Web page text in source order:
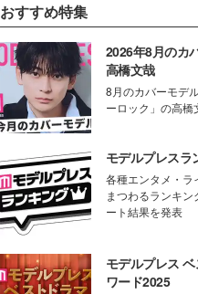
おすすめ特集
2026年8月のカ
高橋文哉
8月のカバーモデ
ーロック」の高橋
モデルプレスラ
各種エンタメ・ラ
まつわるランキン
ート結果を発表
モデルプレス
ワード2025